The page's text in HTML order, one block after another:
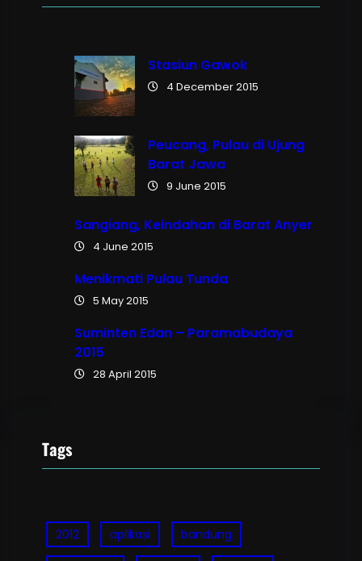
Stasiun Gawok
4 December 2015
Peucang, Pulau di Ujung
Barat Jawa
9 June 2015
Sangiang, Keindahan di Barat Anyer
4 June 2015
Menikmati Pulau Tunda
5 May 2015
Suminten Edan – Paramabudaya
2015
28 April 2015
Tags
2012 aplikasi bandung